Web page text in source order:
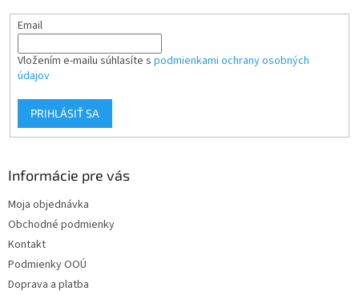
Email
Vložením e-mailu súhlasíte s podmienkami ochrany osobných
údajov
PRIHLÁSIŤ SA
Informácie pre vás
Moja objednávka
Obchodné podmienky
Kontakt
Podmienky OOÚ
Doprava a platba